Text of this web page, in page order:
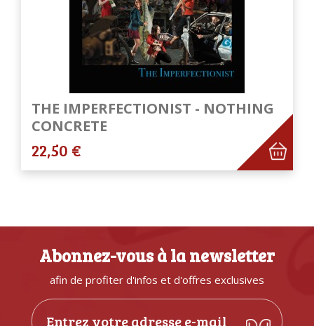
THE IMPERFECTIONIST - NOTHING
CONCRETE
22,50 €
Abonnez-vous à la newsletter
afin de profiter d'infos et d'offres exclusives